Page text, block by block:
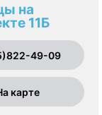
на
11Б
49-09
карте